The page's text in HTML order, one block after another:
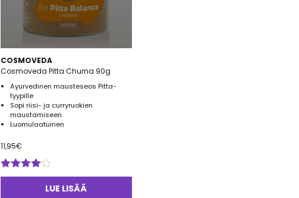
COSMOVEDA
Cosmoveda Pitta Churna 90g
Ayurvedinen mausteseos Pitta-
tyypille
Sopi riisi- ja curryruokien
maustamiseen
Luomulaatuinen
11,95€
Arvostelu
LUE LISÄÄ